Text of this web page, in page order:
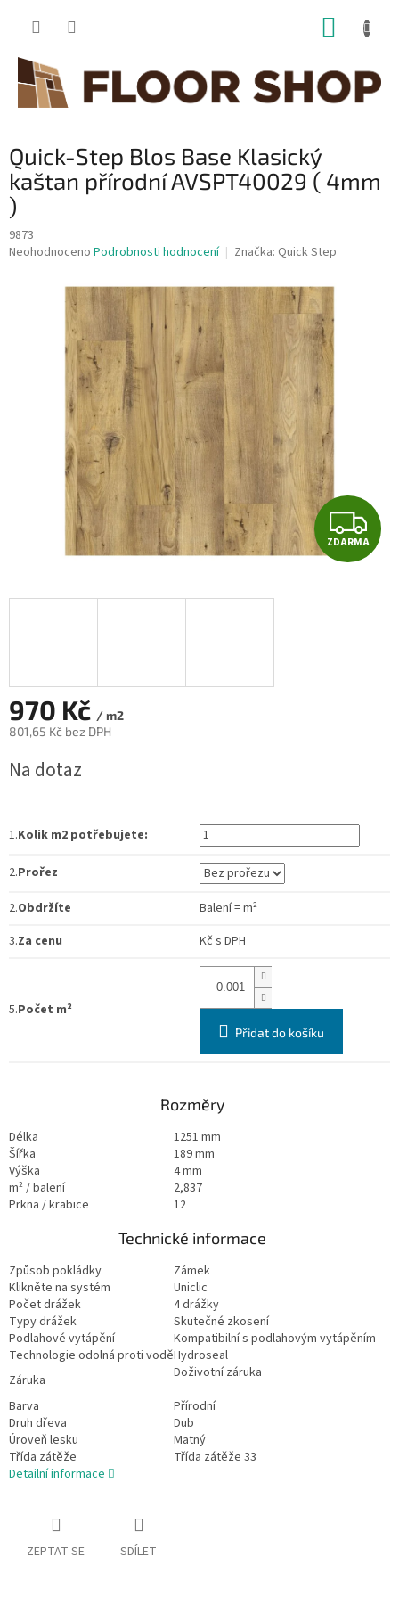
Quick-Step Blos Base Klasický
kaštan přírodní AVSPT40029 ( 4mm
)
9873
Průměrné
Neohodnoceno Podrobnosti hodnocení Značka: Quick Step
Z
D
ZDARMA
970 Kč / m2
801,65 Kč bez DPH
cena:
Na dotaz
1.Kolik m2 potřebujete:
2.Prořez
2.Obdržíte Balení=m²
3.Za cenu Kč s DPH
5.Počet m²
Přidat do košíku
Rozměry
Délka
1251 mm
Šířka
189 mm
Výška
4 mm
m² / balení
2,837
Prkna / krabice
12
Technické informace
Způsob pokládky
Zámek
Klikněte na systém
Uniclic
Počet drážek
4 drážky
Typy drážek
Skutečné zkosení
Podlahové vytápění
Kompatibilní s podlahovým vytápěním
Technologie odolná proti voděHydroseal
Záruka
Doživotní záruka
Barva
Přírodní
Druh dřeva
Dub
Úroveň lesku
Matný
Třída zátěže
Třída zátěže 33
Detailní informace
ZEPTAT SE SDÍLET